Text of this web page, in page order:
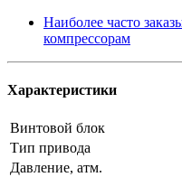
Наиболее часто
компрессорам
Характеристики
Винтовой блок
Тип привода
Давление, атм.